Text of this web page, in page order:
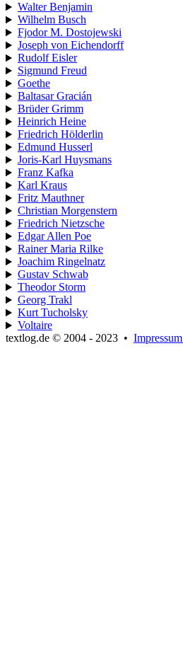
Walter Benjamin
Wilhelm Busch
Fjodor M. Dostojewski
Joseph von Eichendorff
Rudolf Eisler
Sigmund Freud
Goethe
Baltasar Gracián
Brüder Grimm
Heinrich Heine
Friedrich Hölderlin
Edmund Husserl
Joris-Karl Huysmans
Franz Kafka
Karl Kraus
Fritz Mauthner
Christian Morgenstern
Friedrich Nietzsche
Edgar Allen Poe
Rainer Maria Rilke
Joachim Ringelnatz
Gustav Schwab
Theodor Storm
Georg Trakl
Kurt Tucholsky
Voltaire
textlog.de © 2004 - 2023 • Impressum